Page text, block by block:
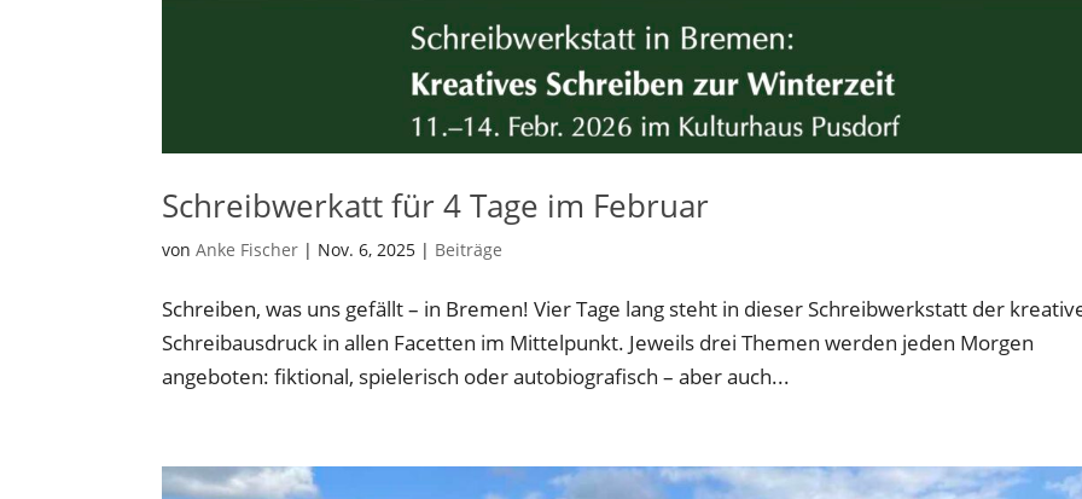
Schreibwerkatt für 4 Tage im Februar
vonAnke Fischer | Nov. 6, 2025 | Beiträge
Schreiben, was uns gefällt – in Bremen! Vier Tage lang steht in dieser Schreibwerkstatt der
Schreibausdruck in allen Facetten im Mittelpunkt. Jeweils drei Themen werden jeden Morgen
angeboten: fiktional, spielerisch oder autobiografisch – aber auch...